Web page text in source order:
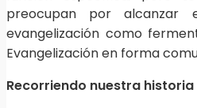
preocupan por alcanzar
evangelización como
Evangelización en forma
Recorriendo nuestra